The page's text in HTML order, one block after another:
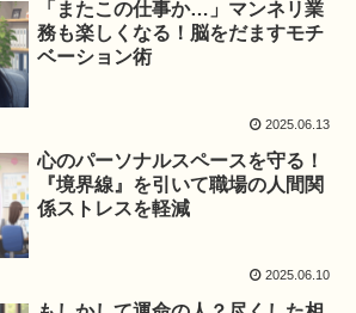
「またこの仕事か…」マンネリ業
務も楽しくなる！脳をだますモチ
ベーション術
2025.06.13
心のパーソナルスペースを守る！
『境界線』を引いて職場の人間関
係ストレスを軽減
2025.06.10